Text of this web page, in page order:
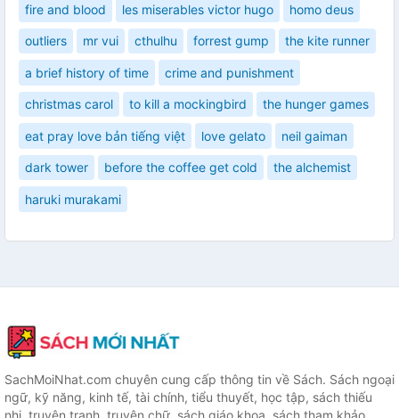
fire and blood les miserables victor hugo homo deus
outliers mr vui cthulhu forrest gump the kite runner
a brief history of time crime and punishment
christmas carol to kill a mockingbird the hunger games
eat pray love bản tiếng việt love gelato neil gaiman
dark tower before the coffee get cold the alchemist
haruki murakami
SachMoiNhat.com chuyên cung cấp thông tin về Sách. Sách ngoại
ngữ, kỹ năng, kinh tế, tài chính, tiểu thuyết, học tập, sách thiếu
nhi, truyện tranh, truyện chữ, sách giáo khoa, sách tham khảo,